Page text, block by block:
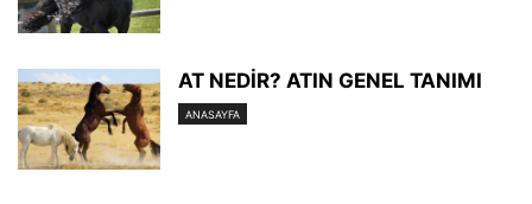
AT NEDİR? ATIN GENEL TANIMI
ANASAYFA